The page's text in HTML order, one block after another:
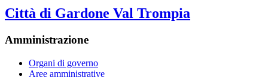
Città di Gardone Val Trompia
Amministrazione
Organi di governo
Aree amministrative